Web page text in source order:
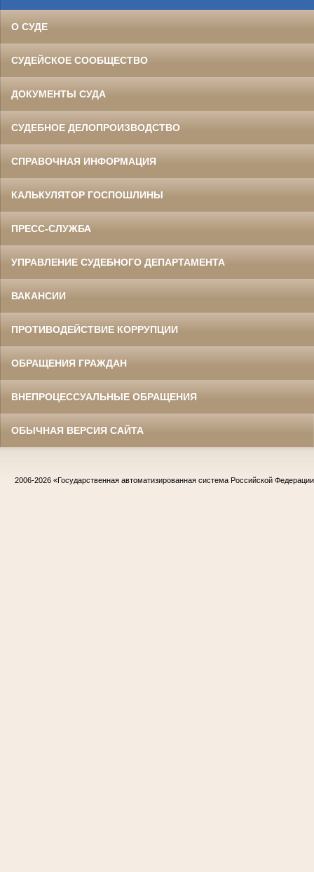
О СУДЕ
СУДЕЙСКОЕ СООБЩЕСТВО
ДОКУМЕНТЫ СУДА
СУДЕБНОЕ ДЕЛОПРОИЗВОДСТВО
СПРАВОЧНАЯ ИНФОРМАЦИЯ
КАЛЬКУЛЯТОР ГОСПОШЛИНЫ
ПРЕСС-СЛУЖБА
УПРАВЛЕНИЕ СУДЕБНОГО ДЕПАРТАМЕНТА
ВАКАНСИИ
ПРОТИВОДЕЙСТВИЕ КОРРУПЦИИ
ОБРАЩЕНИЯ ГРАЖДАН
ВНЕПРОЦЕССУАЛЬНЫЕ ОБРАЩЕНИЯ
ОБЫЧНАЯ ВЕРСИЯ САЙТА
2006-2026 «Государственная автоматизированная система Российской